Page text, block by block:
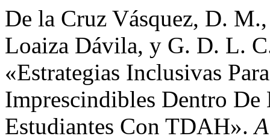
De la Cruz Vásquez, D.
Loaiza Dávila, y G. D. L.
«Estrategias Inclusivas
Imprescindibles Dentro De
Estudiantes Con TDAH».